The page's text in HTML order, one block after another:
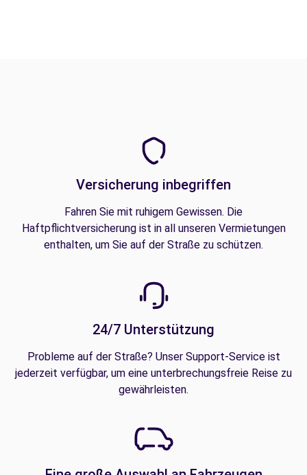
Versicherung inbegriffen
Fahren Sie mit ruhigem Gewissen. Die
Haftpflichtversicherung ist in all unseren Vermietungen
enthalten, um Sie auf der Straße zu schützen.
24/7 Unterstützung
Probleme auf der Straße? Unser Support-Service ist
jederzeit verfügbar, um eine unterbrechungsfreie Reise zu
gewährleisten.